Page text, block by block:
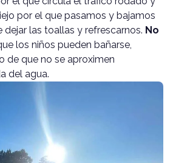
por el que pasamos y bajamos
las toallas y refrescarnos. No
los niños pueden bañarse,
de que no se aproximen
del agua.